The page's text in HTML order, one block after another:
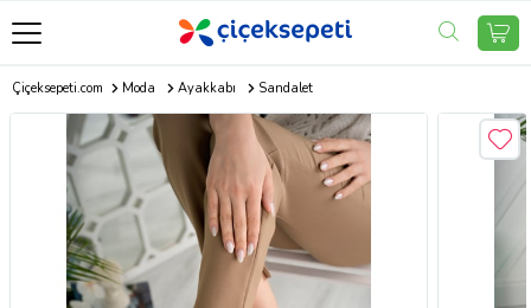
Çiçeksepeti.com Moda Ayakkabı Sandalet